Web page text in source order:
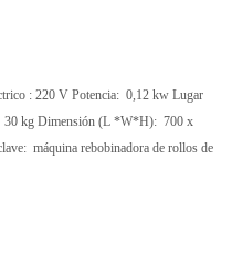
: 220 V Potencia: 0,12 kw Lugar
30 kg Dimensión (L *W*H): 700 x
máquina rebobinadora de rollos de